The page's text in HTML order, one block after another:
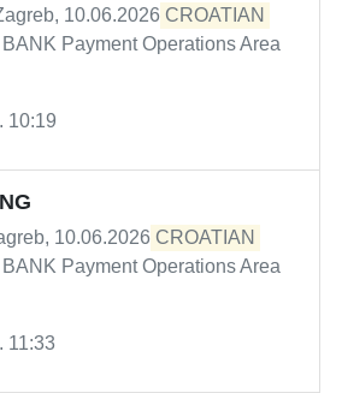
10.06.2026 CROATIAN
Payment Operations Area
10:19
10.06.2026 CROATIAN
Payment Operations Area
11:33